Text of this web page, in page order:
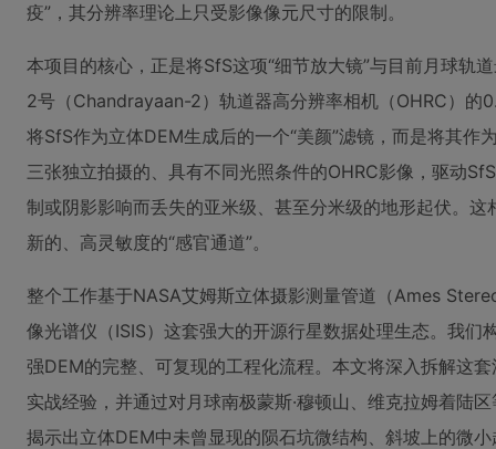
疫”，其分辨率理论上只受影像像元尺寸的限制。
本项目的核心，正是将SfS这项“细节放大镜”与目前月球
2号（Chandrayaan-2）轨道器高分辨率相机（OHRC）
将SfS作为立体DEM生成后的一个“美颜”滤镜，而是将其作
三张独立拍摄的、具有不同光照条件的OHRC影像，驱动
制或阴影影响而丢失的亚米级、甚至分米级的地形起伏。
新的、高灵敏度的“感官通道”。
整个工作基于NASA艾姆斯立体摄影测量管道（Ames
像光谱仪（ISIS）这套强大的开源行星数据处理生态。我们
强DEM的完整、可复现的工程化流程。本文将深入拆解这
实战经验，并通过对月球南极蒙斯·穆顿山、维克拉姆着陆
揭示出立体DEM中未曾显现的陨石坑微结构、斜坡上的微